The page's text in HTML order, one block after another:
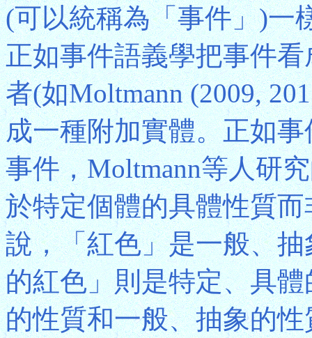
(可以統稱為「事件」)一
正如事件語義學把事件
者(如Moltmann (2009,
成一種附加實體。正如
事件，Moltmann等人研
於特定個體的具體性質
說，「紅色」是一般、
的紅色」則是特定、具
的性質和一般、抽象的